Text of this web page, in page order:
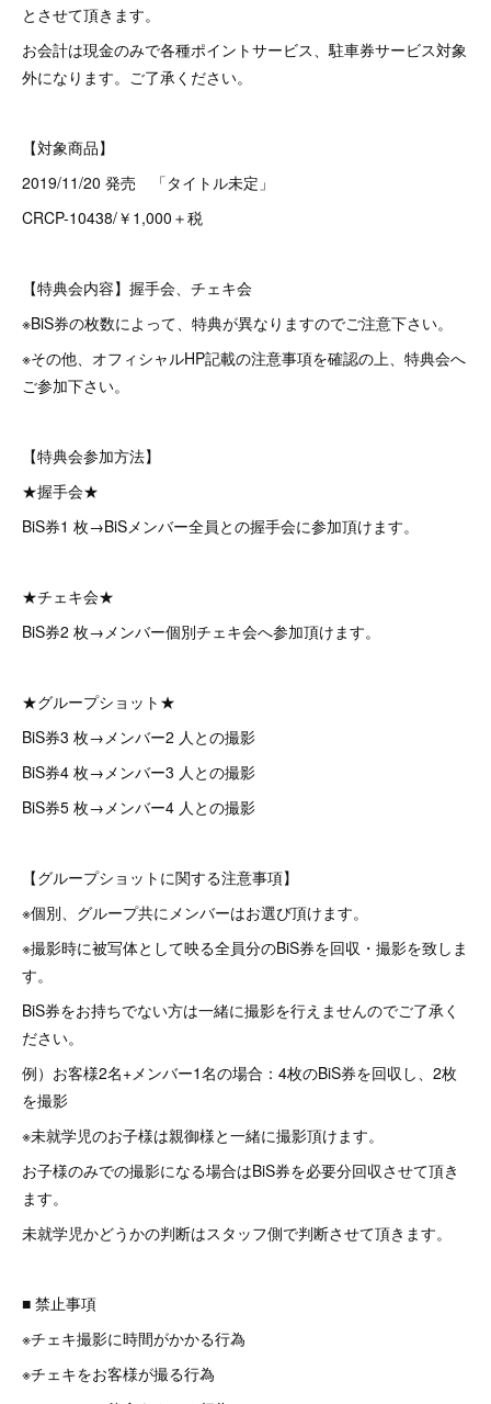
とさせて頂きます。
お会計は現金のみで各種ポイントサービス、駐車券サービス対象
外になります。ご了承ください。
【対象商品】
2019/11/20 発売 「タイトル未定」
CRCP-10438/￥1,000＋税
【特典会内容】握手会、チェキ会
※BiS券の枚数によって、特典が異なりますのでご注意下さい。
※その他、オフィシャルHP記載の注意事項を確認の上、特典会へ
ご参加下さい。
【特典会参加方法】
★握手会★
BiS券1 枚→BiSメンバー全員との握手会に参加頂けます。
★チェキ会★
BiS券2 枚→メンバー個別チェキ会へ参加頂けます。
★グループショット★
BiS券3 枚→メンバー2 人との撮影
BiS券4 枚→メンバー3 人との撮影
BiS券5 枚→メンバー4 人との撮影
【グループショットに関する注意事項】
※個別、グループ共にメンバーはお選び頂けます。
※撮影時に被写体として映る全員分のBiS券を回収・撮影を致しま
す。
BiS券をお持ちでない方は一緒に撮影を行えませんのでご了承く
ださい。
例）お客様2名+メンバー1名の場合：4枚のBiS券を回収し、2枚
を撮影
※未就学児のお子様は親御様と一緒に撮影頂けます。
お子様のみでの撮影になる場合はBiS券を必要分回収させて頂き
ます。
未就学児かどうかの判断はスタッフ側で判断させて頂きます。
■ 禁止事項
※チェキ撮影に時間がかかる行為
※チェキをお客様が撮る行為